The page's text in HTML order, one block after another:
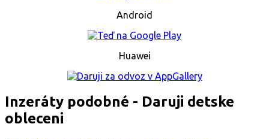
Android
Huawei
Inzeráty podobné - Daruji detske
obleceni